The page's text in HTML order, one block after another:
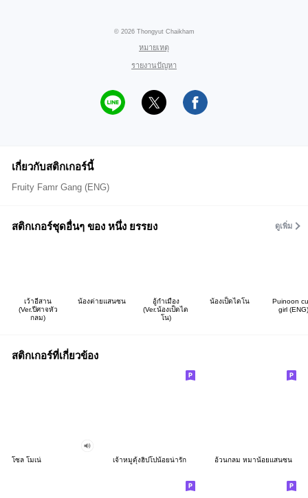
© 2026 Thongyut Chaikham
หมายเหตุ
รายงานปัญหา
เกี่ยวกับสติกเกอร์นี้
Fruity Famr Gang (ENG)
สติกเกอร์ชุดอื่นๆ ของ หนึ่ง ยรรยง ดูเพิ่ม
เว้าอีสาน
(Ver.ปีศาจหัว
กลม)
น้องต่ายแสนซน
อู้กำเมือง
(Ver.น้องเป็ดได
โน)
น้องเป็ดไดโน
Puinoon
girl (ENG)
สติกเกอร์ที่เกี่ยวข้อง
โซล โมเน่ เจ้าหมูดุ้งฮิปโปน้อยน่ารัก อ้วนกลม หมาน้อยแสนซน